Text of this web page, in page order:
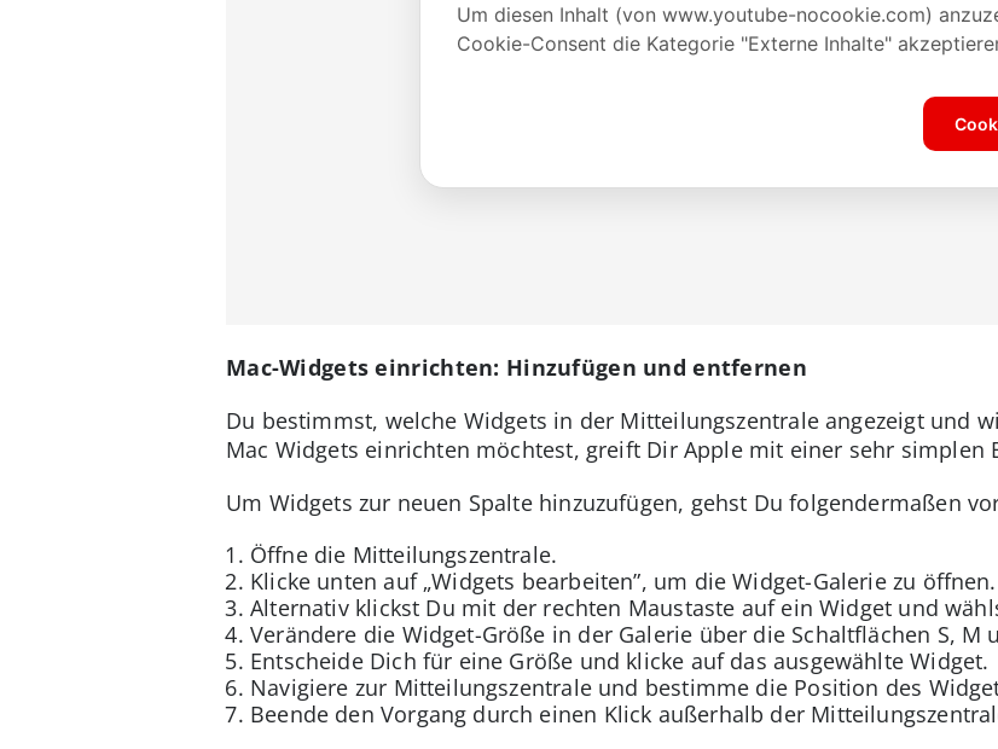
Mac-Widgets einrichten: Hinzufügen und entfernen
Du bestimmst, welche Widgets in der Mitteilungszentrale angezeigt und
Mac Widgets einrichten möchtest, greift Dir Apple mit einer sehr simplen
Um Widgets zur neuen Spalte hinzuzufügen, gehst Du folgendermaßen
Öffne die Mitteilungszentrale.
Klicke unten auf „Widgets bearbeiten”, um die Widget-Galerie zu öffnen.
Alternativ klickst Du mit der rechten Maustaste auf ein Widget und
Verändere die Widget-Größe in der Galerie über die Schaltflächen S, M
Entscheide Dich für eine Größe und klicke auf das ausgewählte Widget.
Navigiere zur Mitteilungszentrale und bestimme die Position des
Beende den Vorgang durch einen Klick außerhalb der